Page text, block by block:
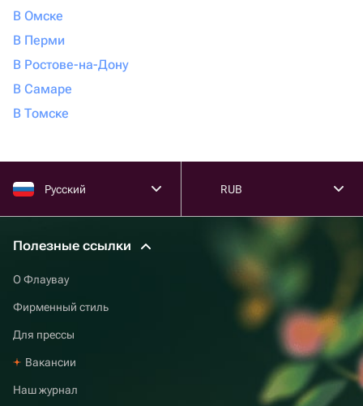
В Омске
В Перми
В Ростове-на-Дону
В Самаре
В Томске
Русский RUB
Полезные ссылки
О Флаувау
Фирменный стиль
Для прессы
Вакансии
Наш журнал